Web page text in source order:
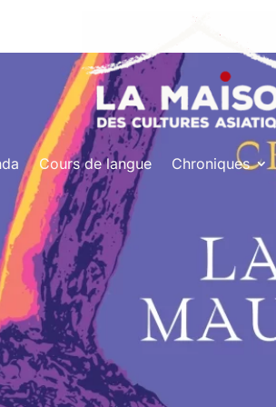
Cours de langue Chroniques